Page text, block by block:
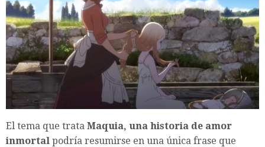
El tema que trata Maquia, una historia de amor
inmortal podría resumirse en una única frase que